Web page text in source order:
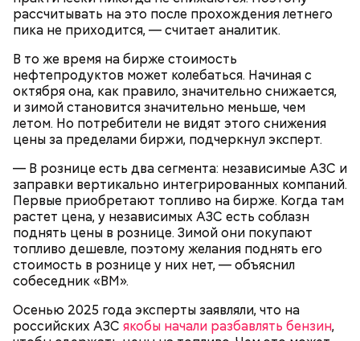
рассчитывать на это после прохождения летнего
пика не приходится, — считает аналитик.
В то же время на бирже стоимость
нефтепродуктов может колебаться. Начиная с
октября она, как правило, значительно снижается,
и зимой становится значительно меньше, чем
летом. Но потребители не видят этого снижения
цены за пределами биржи, подчеркнул эксперт.
— В рознице есть два сегмента: независимые АЗС и
заправки вертикально интегрированных компаний.
Первые приобретают топливо на бирже. Когда там
растет цена, у независимых АЗС есть соблазн
поднять цены в рознице. Зимой они покупают
топливо дешевле, поэтому желания поднять его
стоимость в рознице у них нет, — объяснил
собеседник «ВМ».
Осенью 2025 года эксперты заявляли, что на
российских АЗС якобы начали разбавлять бензин,
Цифровой рубль создается для того, чтобы стать
еще одним средством для платежей и переводов,
которое не будет зависеть от ограничений в виде
комиссий и лимитов. При этом с помощью
уникального идентификатора Центробанк сможет
отследить путь каждого рубля, предотвращая
таким образом финансовые махинации и
отмывание денег.